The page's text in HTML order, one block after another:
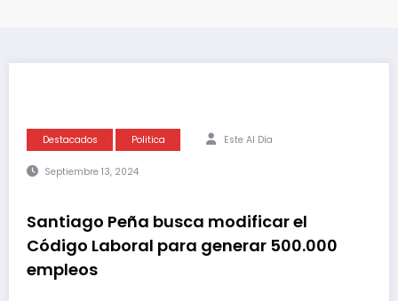
Destacados Politica Este Al Día
Septiembre 13, 2024
Santiago Peña busca modificar el
Código Laboral para generar 500.000
empleos